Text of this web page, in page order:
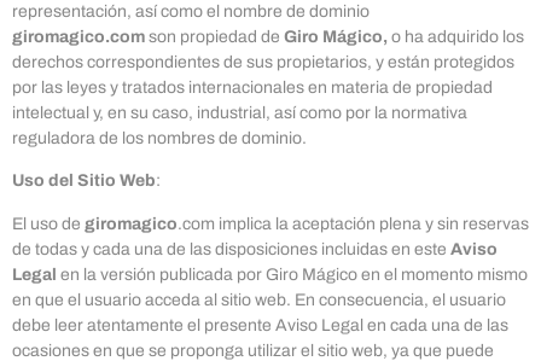
representación, así como el nombre de dominio
giromagico.com son propiedad de Giro Mágico, o ha adquirido los
derechos correspondientes de sus propietarios, y están protegidos
por las leyes y tratados internacionales en materia de propiedad
intelectual y, en su caso, industrial, así como por la normativa
reguladora de los nombres de dominio.
Uso del Sitio Web:
El uso de giromagico.com implica la aceptación plena y sin reservas
de todas y cada una de las disposiciones incluidas en este Aviso
Legal en la versión publicada por Giro Mágico en el momento mismo
en que el usuario acceda al sitio web. En consecuencia, el usuario
debe leer atentamente el presente Aviso Legal en cada una de las
ocasiones en que se proponga utilizar el sitio web, ya que puede